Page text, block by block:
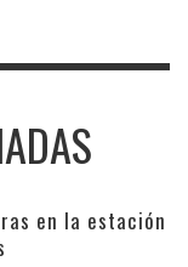
en la estación